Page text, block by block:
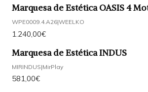
Marquesa de Estética OASIS 4
WPE0009.4.A26|WEELKO
1.240,00€
Marquesa de Estética INDUS
MIRINDUS|MirPlay
581,00€